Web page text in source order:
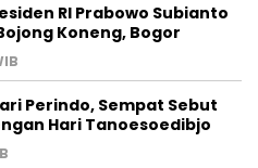
RI Prabowo Subianto
Koneng, Bogor
Perindo, Sempat Sebut
Hari Tanoesoedibjo